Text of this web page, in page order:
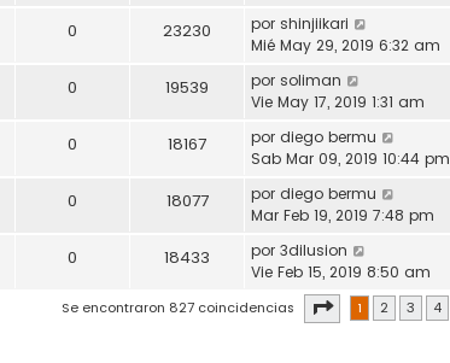
0 23230 por shinjiikari
Mié May 29, 2019 6:32 am
0 19539 por soliman
Vie May 17, 2019 1:31 am
0 18167 por diego bermu
Sab Mar 09, 2019 10:44 pm
0 18077 por diego bermu
Mar Feb 19, 2019 7:48 pm
0 18433 por 3dilusion
Vie Feb 15, 2019 8:50 am
Se encontraron 827 coincidencias Página1 de 42
1 2 3 4